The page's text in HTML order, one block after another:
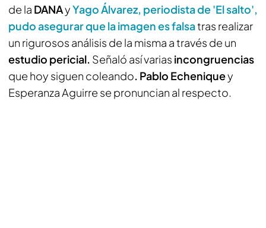
de la DANAyYago Álvarez, periodista de 'El salto',
pudo asegurar que la imagen esfalsatras realizar
un rigurosos análisis de la misma a través de un
estudio pericial. Señaló así varias incongruencias
que hoy siguen coleando. Pablo Echeniquey
Esperanza Aguirre se pronuncian al respecto.